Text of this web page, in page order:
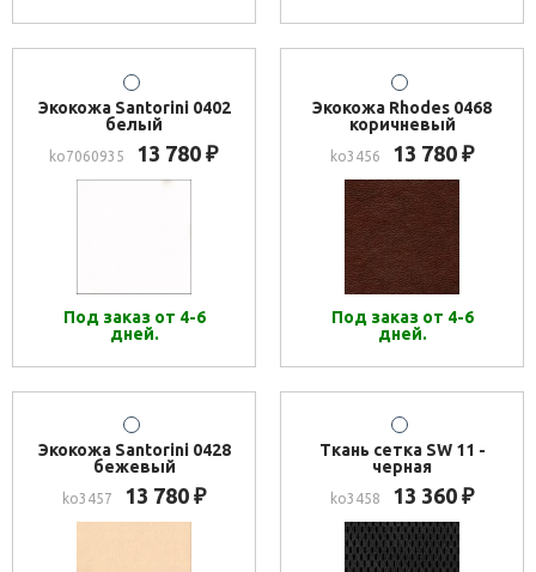
Экокожа Santorini 0402
белый
ko7060935 13 780 ₽
Под заказ от 4-6
дней.
Экокожа Rhodes 0468
коричневый
ko3456 13 780 ₽
Под заказ от 4-6
дней.
Экокожа Santorini 0428
бежевый
ko3457 13 780 ₽
Ткань сетка SW 11 -
черная
ko3458 13 360 ₽